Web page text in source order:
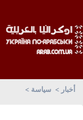
أخبار سياسة